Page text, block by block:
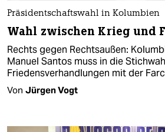
Präsidentschaftswahl in Kolumbien
Wahl zwischen Krieg und
Rechts gegen Rechtsaußen:
Manuel Santos muss in die
Friedensverhandlungen mit der
Von Jürgen Vogt